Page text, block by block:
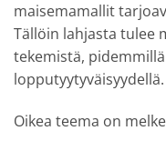
maisemamallit
Tällöin lahjasta tulee
tekemistä,
lopputyytyväisyydellä.
Oikea teema on